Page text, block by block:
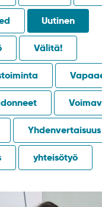
Uutinen
Välitä!
Yhdenvertaisuus
yhteisötyö